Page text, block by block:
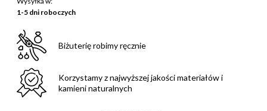
1-5 dni roboczych
Biżuterię robimy ręcznie
Korzystamy z najwyższej jakości materiałów i
kamieni naturalnych